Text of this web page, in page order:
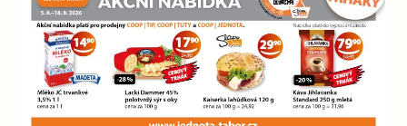
Přihlásit se
Přihlásit se přes Facebook
Ještě nemám účet, chci seRegistrovat
Čtenáři píší
Speciální přílohy
Inzerce